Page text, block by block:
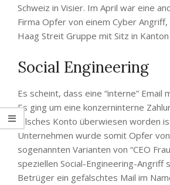
Schweiz in Visier. Im April war eine
Firma Opfer von einem Cyber
Haag Streit Gruppe mit Sitz in
Social Engineering
Es scheint, dass eine “interne” Email
Es ging um eine konzerninterne
falsches Konto überwiesen worden
Unternehmen wurde somit Opfer
sogenannten Varianten von “CEO
speziellen Social-Engineering-Angriff
Betrüger ein gefälschtes Mail im